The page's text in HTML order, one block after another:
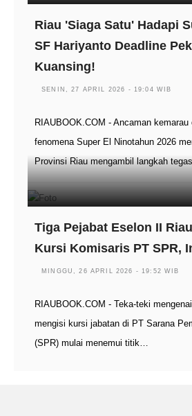
Riau 'Siaga Satu' Hadapi
SF Hariyanto Deadline
Kuansing!
SENIN, 27 APRIL 2026 - 19:04 WIB
RIAUBOOK.COM - Ancaman
fenomena Super El Ninotahun 2026
Provinsi Riau mengambil langkah
Tiga Pejabat Eselon II
Kursi Komisaris PT SPR,
MINGGU, 26 APRIL 2026 - 19:52 WIB
RIAUBOOK.COM - Teka-teki
mengisi kursi jabatan di PT Sarana
(SPR) mulai menemui titik…